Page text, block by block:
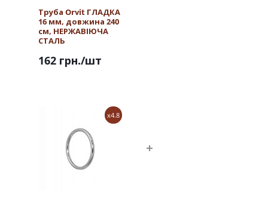
Труба Orvit ГЛАДКА
16 мм, довжина 240
см, НЕРЖАВІЮЧА
СТАЛЬ
162 грн./шт
x4.8